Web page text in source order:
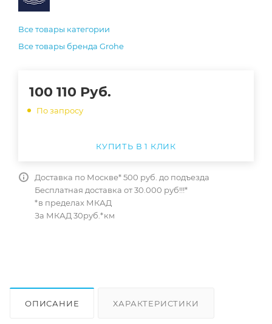
Все товары категории
Все товары бренда Grohe
100 110 Руб.
По запросу
КУПИТЬ В 1 КЛИК
Доставка по Москве* 500 руб. до подъезда
Бесплатная доставка от 30.000 руб!!!*
*в пределах МКАД
За МКАД 30руб.*км
ОПИСАНИЕ ХАРАКТЕРИСТИКИ